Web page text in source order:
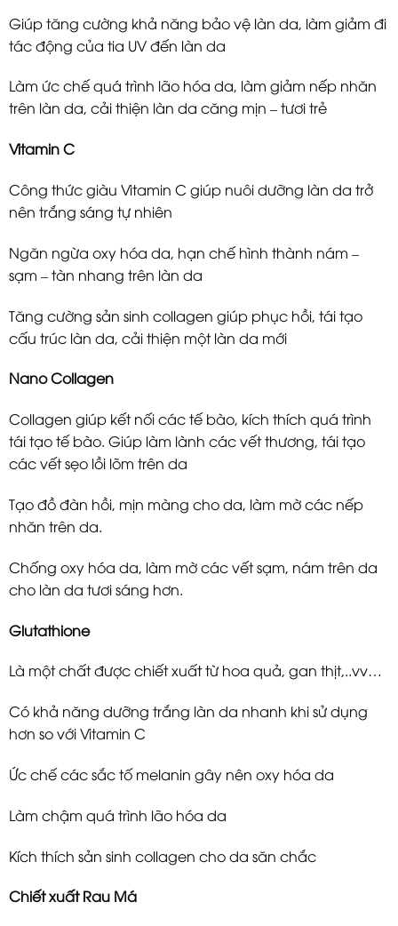
Giúp tăng cường khả năng bảo vệ làn da, làm giảm đi
tác động của tia UV đến làn da
Làm ức chế quá trình lão hóa da, làm giảm nếp nhăn
trên làn da, cải thiện làn da căng mịn – tươi trẻ
Vitamin C
Công thức giàu Vitamin C giúp nuôi dưỡng làn da trở
nên trắng sáng tự nhiên
Ngăn ngừa oxy hóa da, hạn chế hình thành nám –
sạm – tàn nhang trên làn da
Tăng cường sản sinh collagen giúp phục hồi, tái tạo
cấu trúc làn da, cải thiện một làn da mới
Nano Collagen
Collagen giúp kết nối các tế bào, kích thích quá trình
tái tạo tế bào. Giúp làm lành các vết thương, tái tạo
các vết sẹo lồi lõm trên da
Tạo đồ đàn hồi, mịn màng cho da, làm mờ các nếp
nhăn trên da.
Chống oxy hóa da, làm mờ các vết sạm, nám trên da
cho làn da tươi sáng hơn.
Glutathione
Là một chất được chiết xuất từ hoa quả, gan thịt,..vv…
Có khả năng dưỡng trắng làn da nhanh khi sử dụng
hơn so với Vitamin C
Ức chế các sắc tố melanin gây nên oxy hóa da
Làm chậm quá trình lão hóa da
Kích thích sản sinh collagen cho da săn chắc
Chiết xuất Rau Má